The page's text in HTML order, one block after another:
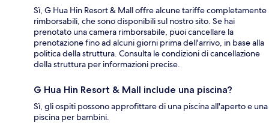
Sì, G Hua Hin Resort & Mall offre alcune tariffe completamente
rimborsabili, che sono disponibili sul nostro sito. Se hai
prenotato una camera rimborsabile, puoi cancellare la
prenotazione fino ad alcuni giorni prima dell'arrivo, in base alla
politica della struttura. Consulta le condizioni di cancellazione
della struttura per informazioni precise.
G Hua Hin Resort & Mall include una piscina?
Sì, gli ospiti possono approfittare di una piscina all'aperto e una
piscina per bambini.